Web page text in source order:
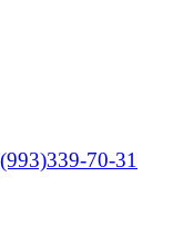
70-31